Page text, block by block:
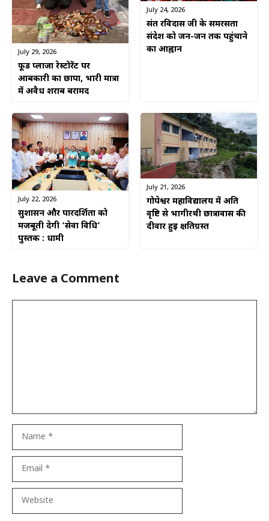
July 29, 2026
फूड प्लाजा रेस्टोरेंट पर
आबकारी का छापा, भारी मात्रा
में अवैध शराब बरामद
July 24, 2026
संत रविदास जी के समरसता
संदेश को जन-जन तक पहुंचाने
का आह्वान
July 22, 2026
सुशासन और पारदर्शिता को
मजबूती देगी ‘सेवा विधि’
पुस्तक : धामी
July 21, 2026
गोपेश्वर महाविद्यालय में अति
वृष्टि से भागीरथी छात्रावास की
दीवार हुई क्षतिग्रस्त
Leave a Comment
Website